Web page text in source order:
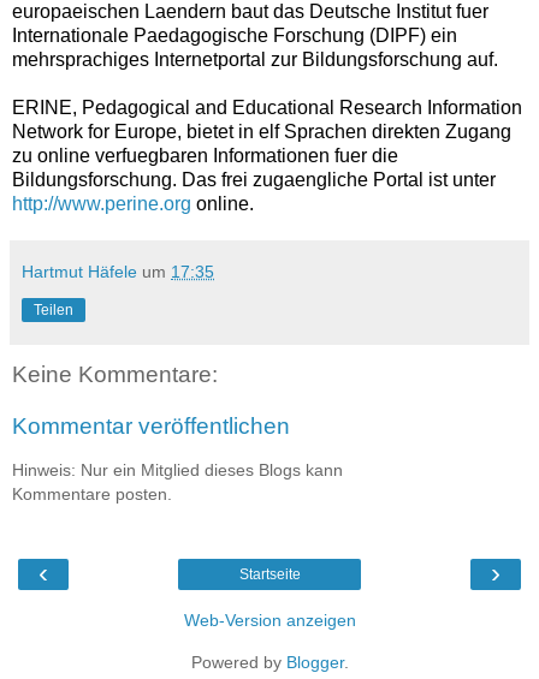
europaeischen Laendern baut das Deutsche Institut fuer
Internationale Paedagogische Forschung (DIPF) ein
mehrsprachiges Internetportal zur Bildungsforschung auf.
ERINE, Pedagogical and Educational Research Information
Network for Europe, bietet in elf Sprachen direkten Zugang
zu online verfuegbaren Informationen fuer die
Bildungsforschung. Das frei zugaengliche Portal ist unter
http://www.perine.org online.
Hartmut Häfele um 17:35
Teilen
Keine Kommentare:
Kommentar veröffentlichen
Hinweis: Nur ein Mitglied dieses Blogs kann
Kommentare posten.
‹ ›
Startseite
Web-Version anzeigen
Powered by Blogger.